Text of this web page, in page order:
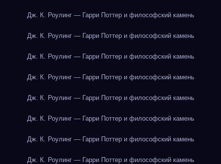
Дж. К. Роулинг — Гарри Поттер и философский камень
Дж. К. Роулинг — Гарри Поттер и философский камень
Дж. К. Роулинг — Гарри Поттер и философский камень
Дж. К. Роулинг — Гарри Поттер и философский камень
Дж. К. Роулинг — Гарри Поттер и философский камень
Дж. К. Роулинг — Гарри Поттер и философский камень
Дж. К. Роулинг — Гарри Поттер и философский камень
Дж. К. Роулинг — Гарри Поттер и философский камень